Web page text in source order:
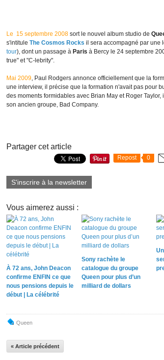
Le 15 septembre 2008 sort le nouvel album studio de
s'intitule The Cosmos Rocks il sera accompagné par une
tour), dont un passage à Paris à Bercy le 24 septembre
true" et "C-lebrity".
Mai 2009, Paul Rodgers annonce officiellement que la
une interview, il précise que la formation n'avait pas pour
des moments formidables avec Brian May et Roger
son ancien groupe, Bad Company.
Partager cet article
Repost 0
S'inscrire à la newsletter
Vous aimerez aussi :
À 72 ans, John Deacon
confirme ENFIN ce que
nous pensions depuis le
début | La célébrité
Sony rachète le
catalogue du groupe
Queen pour plus d’un
milliard de dollars
Queen
« Article précédent